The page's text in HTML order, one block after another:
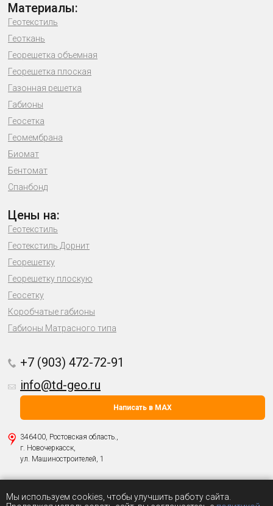
Материалы:
Геотекстиль
Геоткань
Георешетка объемная
Георешетка плоская
Газонная решетка
Габионы
Геосетка
Геомембрана
Биомат
Бентомат
Спанбонд
Цены на:
Геотекстиль
Геотекстиль Дорнит
Георешетку
Георешетку плоскую
Геосетку
Коробчатые габионы
Габионы Матрасного типа
+7 (903) 472-72-91
info@td-geo.ru
Написать в MAX
346400, Ростовская область.,
г. Новочеркасск,
ул. Машиностроителей, 1
Политика о защите персональных данных
© 2004-2026 ООО « Геоматериалы».
Мы используем cookies, чтобы улучшить работу сайта.